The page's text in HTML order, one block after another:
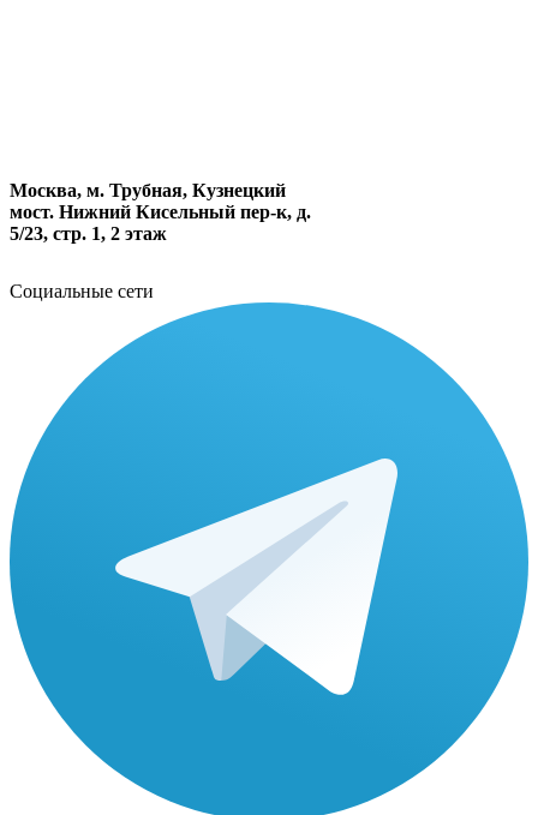
Москва, м. Трубная, Кузнецкий
мост. Нижний Кисельный пер-к, д.
5/23, стр. 1, 2 этаж
Социальные сети